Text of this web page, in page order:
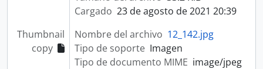
Cargado 23 de agosto de 2021 20:39
Thumbnail
copy
Nombre del archivo 12_142.jpg
Tipo de soporte Imagen
Tipo de documento MIME image/jpeg